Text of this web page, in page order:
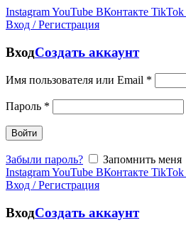
InstagramYouTube ВКонтакте TikTok
Вход / Регистрация
ВходСоздать аккаунт
Имя пользователя или Email *
Пароль *
Войти
Забыли пароль?
Запомнить меня
InstagramYouTube ВКонтакте TikTok
Вход / Регистрация
ВходСоздать аккаунт